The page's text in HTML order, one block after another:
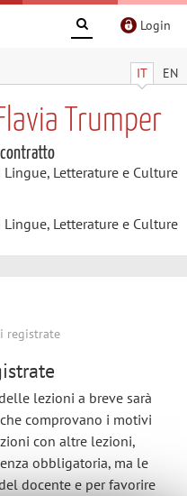
Login
IT EN
Trumper
contratto
Letterature e Culture
Letterature e Culture
registrate
lezioni a breve sarà
comprovano i motivi
con altre lezioni,
obbligatoria, ma le
docente e per favorire